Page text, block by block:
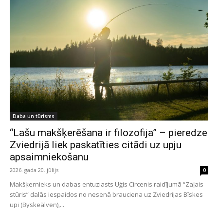
Daba un tūrisms
“Lašu makšķerēšana ir filozofija” – pieredze
Zviedrijā liek paskatīties citādi uz upju
apsaimniekošanu
2026. gada 20. jūlijs 0
Makšķernieks un dabas entuziasts Uģis Circenis raidījumā “Zaļais
stūris” dalās iespaidos no nesenā brauciena uz Zviedrijas Bīskes
upi (Byskeälven),...